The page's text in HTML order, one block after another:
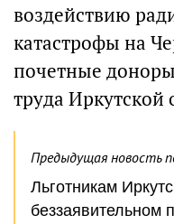
воздействию
катастрофы на
почетные
труда Иркутской
Предыдущая новость
Льготникам
беззаявительном